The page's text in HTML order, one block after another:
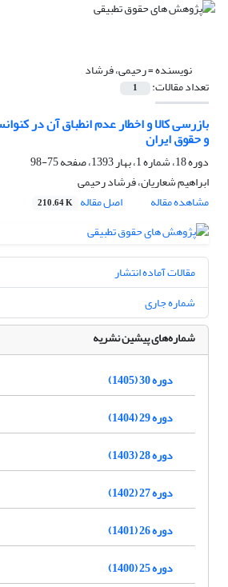
نویسنده =رحیمی، فرشاد
تعداد مقالات: 1
بازرسی کالا و اخطار عدم انطباق آن در
و حقوق ایران
دوره 18، شماره 1، بهار 1393، صفحه
75-98
ابراهیم شعاریان، فرشاد رحیمی
مشاهده مقاله
اصل مقاله 210.64 K
مقالات آماده انتشار
شماره جاری
شماره‌های پیشین نشریه
دوره 30 (1405)
دوره 29 (1404)
دوره 28 (1403)
دوره 27 (1402)
دوره 26 (1401)
دوره 25 (1400)